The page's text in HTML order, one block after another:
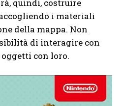
quindi, costruire
i materiali
della mappa. Non
di interagire con
con loro.